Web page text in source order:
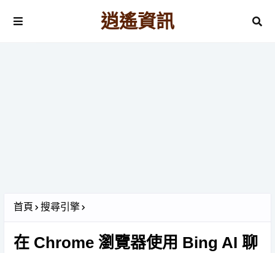
逍遙資訊
首頁 搜尋引擎
在 Chrome 瀏覽器使用 Bing AI 聊